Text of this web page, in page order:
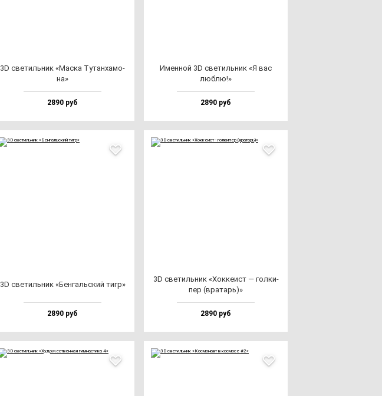
3D све­тиль­ник «Мас­ка Тутан­ха­мо­
на»
2890 руб
Имен­ной 3D све­тиль­ник «Я вас
люб­лю!»
2890 руб
3D све­тиль­ник «Бен­галь­ский тигр»
2890 руб
3D све­тиль­ник «Хок­ке­ист — гол­ки­
пер (вра­тарь)»
2890 руб